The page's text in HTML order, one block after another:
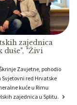
zajednica
duše", "Živi
Zavjetne, pohodio
Svjetovni red Hrvatske
kuće u Rimu
zajednica u Splitu.